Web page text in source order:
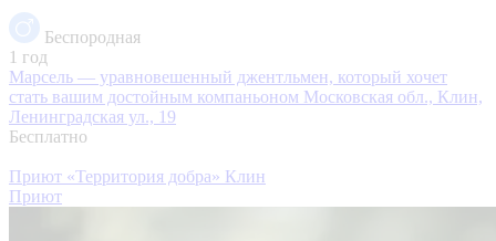
Беспородная
1 год
Марсель — уравновешенный джентльмен, который хочет
стать вашим достойным компаньоном Московская обл., Клин,
Ленинградская ул., 19
Бесплатно
Приют «Территория добра» Клин
Приют